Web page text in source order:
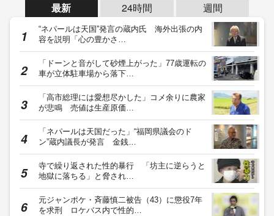
最新 24時間 週間
“ネパールは天国”発言の蔵内氏 海外出張の内
容を説明「心の豊かさ…
「ドーンと音がして砂煙上がった」77歳運転の
車が立体駐車場から落下…
「高市総理には愛想尽かした」コメ余りに農家
が悲鳴 売値は生産原価…
「ネパールは天国だった」“福岡県議会のド
ン”蔵内議長が発言 金銭…
寺で繰り返された性的暴行 「坊主に逆らうと
地獄に落ちる」と脅され…
元ジャンポケ・斉藤慎二被告（43）に懲役7年
を求刑 ロケバス内で性的…